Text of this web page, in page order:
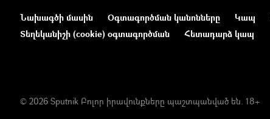
Նախագծի մասին Օգտագործման կանոնները Կապ
Տեղեկանիշի (cookie) օգտագործման
Հետադարձ կապ
© 2026 Sputnik Բոլոր իրավունքները պաշտպանված են. 18+